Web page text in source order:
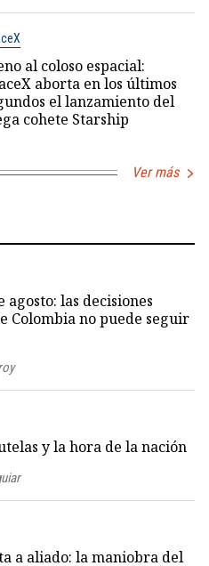
al coloso espacial:
aborta en los últimos
el lanzamiento del
cohete Starship
Ver más
agosto: las decisiones
Colombia no puede seguir
y la hora de la nación
a aliado: la maniobra del